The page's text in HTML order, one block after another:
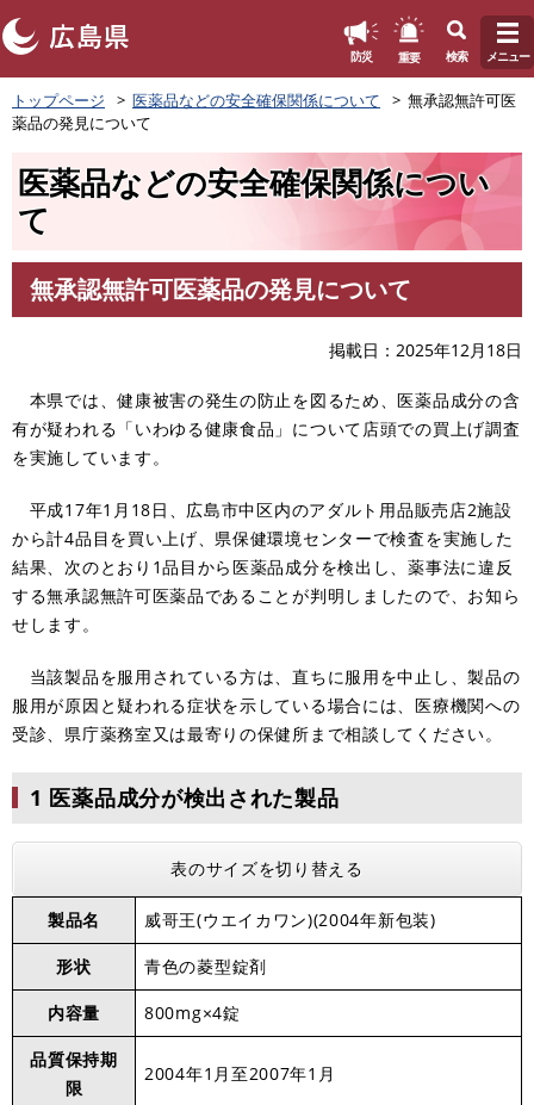
ペ
ー
ジ
す
防災 重要 検索 メニュー
トップページ 医薬品などの安全確保関係について
無承認無許可医
薬品の発見について
医薬品などの安全確保関係につい
て
文
無承認無許可医薬品の発見について
掲載日 2025年12月18日
本県では、健康被害の発生の防止を図るため、医薬品成分の含
有が疑われる「いわゆる健康食品」について店頭での買上げ調査
を実施しています。
平成17年1月18日、広島市中区内のアダルト用品販売店2施設
から計4品目を買い上げ、県保健環境センターで検査を実施した
結果、次のとおり1品目から医薬品成分を検出し、薬事法に違反
する無承認無許可医薬品であることが判明しましたので、お知ら
せします。
当該製品を服用されている方は、直ちに服用を中止し、製品の
服用が原因と疑われる症状を示している場合には、医療機関への
受診、県庁薬務室又は最寄りの保健所まで相談してください。
1 医薬品成分が検出された製品
表のサイズを切り替える
製品名 威哥王(ウエイカワン)(2004年新包装)
形状 青色の菱型錠剤
内容量 800mg×4錠
品質保持期
限
2004年1月至2007年1月